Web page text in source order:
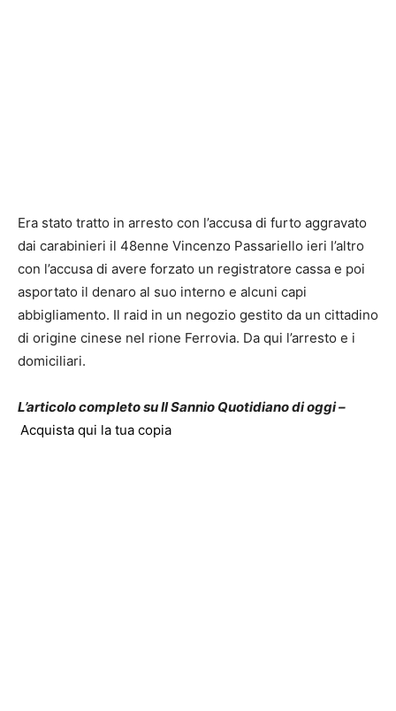
Era stato tratto in arresto con l’accusa di furto aggravato
dai carabinieri il 48enne Vincenzo Passariello ieri l’altro
con l’accusa di avere forzato un registratore cassa e poi
asportato il denaro al suo interno e alcuni capi
abbigliamento. Il raid in un negozio gestito da un cittadino
di origine cinese nel rione Ferrovia. Da qui l’arresto e i
domiciliari.
L’articolo completo su Il Sannio Quotidiano di oggi –
Acquista qui la tua copia